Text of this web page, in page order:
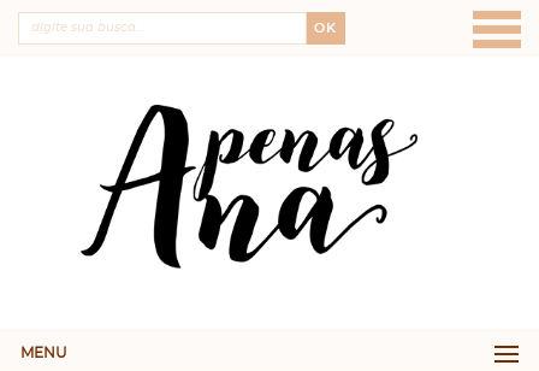
OK
MENU